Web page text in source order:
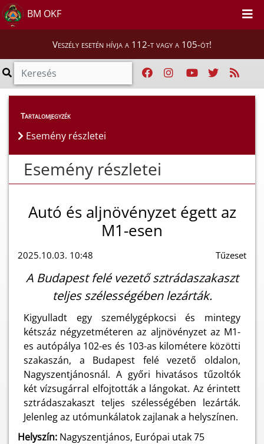
BM OKF
Veszély esetén hívja a 112-t vagy a 105-öt!
Esemény részletei
Tartalomjegyzék
Esemény részletei
Esemény részletei
Autó és aljnövényzet égett az
M1-esen
2025.10.03. 10:48 Tűzeset
A Budapest felé vezető sztrádaszakaszt
teljes szélességében lezárták.
Kigyulladt egy személygépkocsi és mintegy
kétszáz négyzetméteren az aljnövényzet az M1-
es autópálya 102-es és 103-as kilométere közötti
szakaszán, a Budapest felé vezető oldalon,
Nagyszentjánosnál. A győri hivatásos tűzoltók
két vízsugárral elfojtották a lángokat. Az érintett
sztrádaszakaszt teljes szélességében lezárták.
Jelenleg az utómunkálatok zajlanak a helyszínen.
Helyszín: Nagyszentjános, Európai utak 75